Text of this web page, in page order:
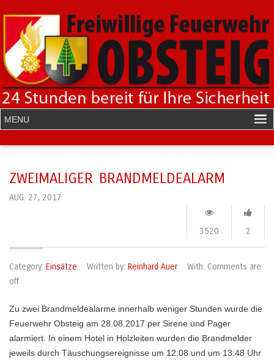
ZWEIMALIGER BRANDMELDEALARM
AUG. 27, 2017
2
3520
Category: Einsätze Written by: Reinhard Auer With: Comments are
off
Zu zwei Brandmeldealarme innerhalb weniger Stunden wurde die
Feuerwehr Obsteig am 28.08.2017 per Sirene und Pager
alarmiert. In einem Hotel in Holzleiten wurden die Brandmelder
jeweils durch Täuschungsereignisse um 12:08 und um 13:48 Uhr